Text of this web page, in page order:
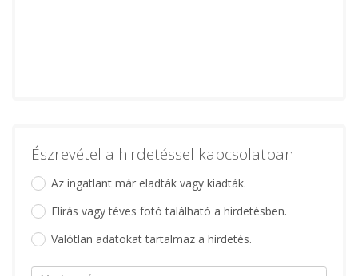
Észrevétel a hirdetéssel kapcsolatban
Az ingatlant már eladták vagy kiadták.
Elírás vagy téves fotó található a hirdetésben.
Valótlan adatokat tartalmaz a hirdetés.